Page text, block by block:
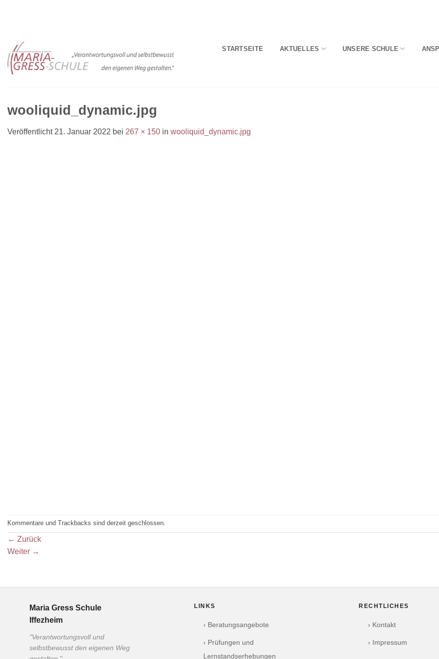
STARTSEITE AKTUELLES UNSERE SCHULE
wooliquid_dynamic.jpg
Veröffentlicht 21. Januar 2022 bei 267 × 150 in wooliquid_dynamic.jpg
Kommentare und Trackbacks sind derzeit geschlossen.
← Zurück
Weiter →
Maria Gress Schule
Iffezheim
"Verantwortungsvoll und
selbstbewusst den eigenen Weg
LINKS
› Beratungsangebote
› Prüfungen und
Lernstandserhebungen
RECHTLICHES
› Kontakt
› Impressum